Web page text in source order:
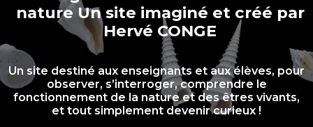
nature Un site imaginé et créé par
Hervé CONGE
Un site destiné aux enseignants et aux élèves, pour
observer, s’interroger, comprendre le
fonctionnement de la nature et des êtres vivants,
et tout simplement devenir curieux !